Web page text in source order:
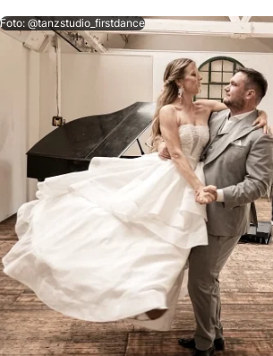
Foto: @tanzstudio_firstdance